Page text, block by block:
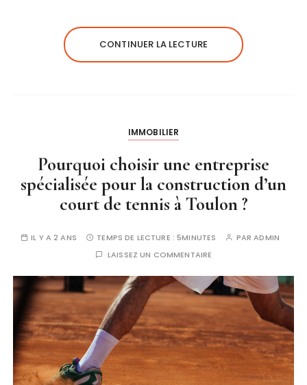
CONTINUER LA LECTURE
IMMOBILIER
Pourquoi choisir une entreprise
spécialisée pour la construction d’un
court de tennis à Toulon ?
IL Y A 2 ANS TEMPS DE LECTURE :5MINUTES PARADMIN
LAISSEZ UN COMMENTAIRE